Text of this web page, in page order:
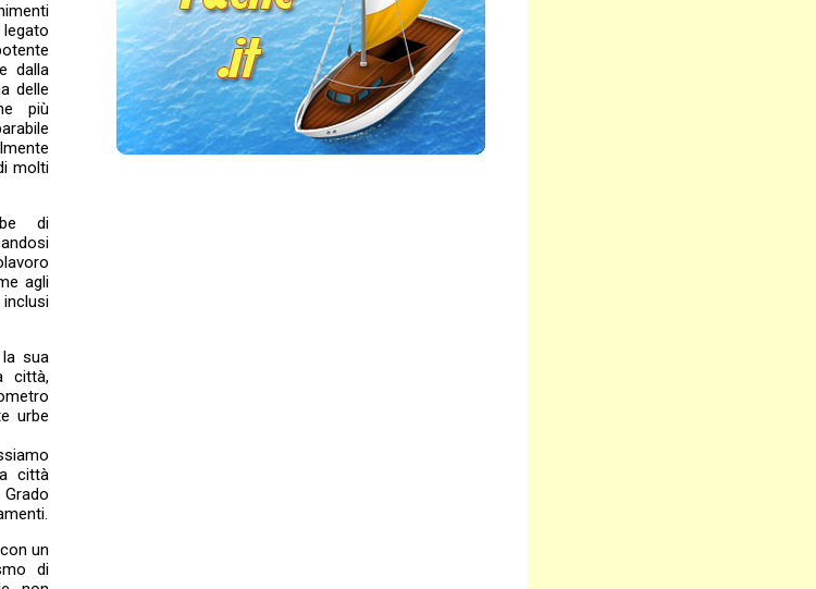
dalla
delle
più
molti
di
agli
sua
città,
urbe
città
un
di